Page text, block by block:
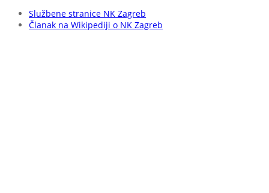
Službene stranice NK Zagreb
Članak na Wikipediji o NK Zagreb